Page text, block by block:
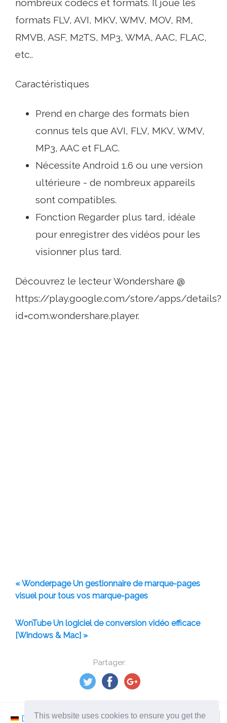
This website uses cookies to ensure you get the
Partager:
nombreux codecs et formats. Il joue les
formats FLV, AVI, MKV, WMV, MOV, RM,
RMVB, ASF, M2TS, MP3, WMA, AAC, FLAC,
etc..
Caractéristiques
Prend en charge des formats bien
connus tels que AVI, FLV, MKV, WMV,
MP3, AAC et FLAC.
Nécessite Android 1.6 ou une version
ultérieure - de nombreux appareils
sont compatibles.
Fonction Regarder plus tard, idéale
pour enregistrer des vidéos pour les
visionner plus tard.
Découvrez le lecteur Wondershare @
https://play.google.com/store/apps/details?
id=com.wondershare.player.
« Wonderpage Un gestionnaire de marque-pages
visuel pour tous vos marque-pages
WonTube Un logiciel de conversion vidéo efficace
[Windows & Mac] »
Deutsch Nederlands Svenska Norsk